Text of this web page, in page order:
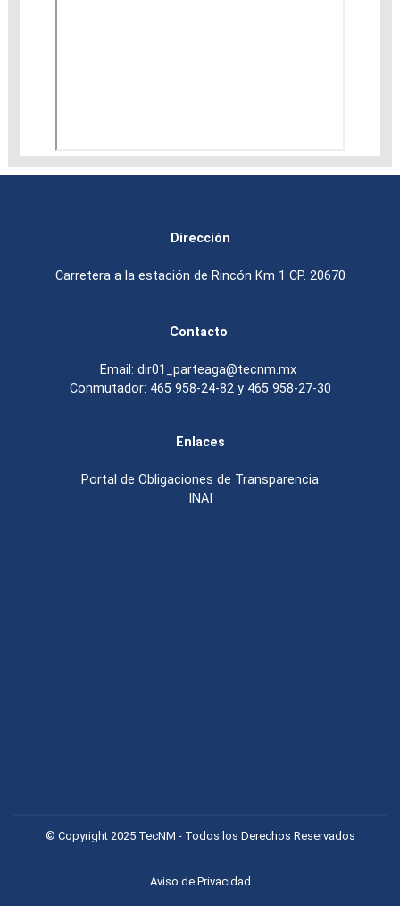
Dirección
Carretera a la estación de Rincón Km 1 CP. 20670
Contacto
Email: dir01_parteaga@tecnm.mx
Conmutador: 465 958-24-82 y 465 958-27-30
Enlaces
Portal de Obligaciones de Transparencia
INAI
© Copyright 2025 TecNM - Todos los Derechos Reservados
Aviso de Privacidad